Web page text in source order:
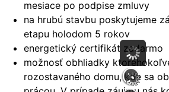
mesiace po podpise zmluvy
na hrubú stavbu poskytujeme
etapu holodom 5 rokov
energetický certifikát zadarmo
možnosť obhliadky
rozostavaného domu, kde sa